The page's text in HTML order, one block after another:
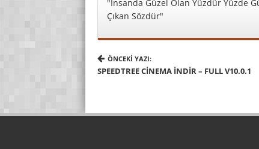
"İnsanda Güzel Olan Yüzdür Yüzde
Çıkan Sözdür"
ÖNCEKI YAZI:
SPEEDTREE CINEMA İNDIR – FULL V10.0.1